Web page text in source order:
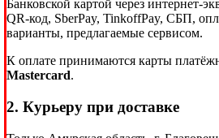
Банковской картой через интернет-
QR-код, SberPay, TinkoffPay, СБП,
варианты, предлагаемые сервисом.
К оплате принимаются карты
Mastercard.
2. Курьеру при доставке